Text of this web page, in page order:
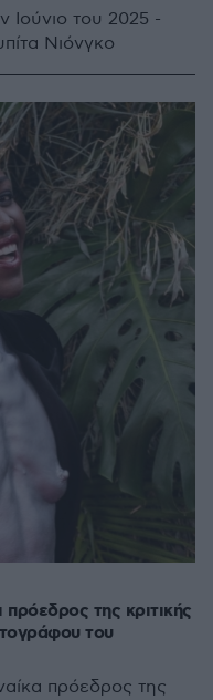
Ιούνιο του 2025 -
Νιόνγκο
της κριτικής
του
πρόεδρος της